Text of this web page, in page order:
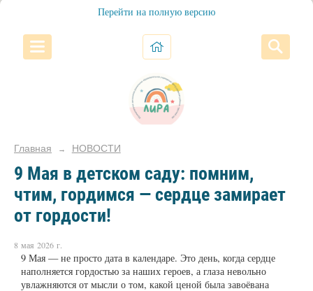
Перейти на полную версию
Главная → НОВОСТИ
9 Мая в детском саду: помним,
чтим, гордимся — сердце замирает
от гордости!
8 мая 2026 г.
9 Мая — не просто дата в календаре. Это день, когда сердце
наполняется гордостью за наших героев, а глаза невольно
увлажняются от мысли о том, какой ценой была завоёвана